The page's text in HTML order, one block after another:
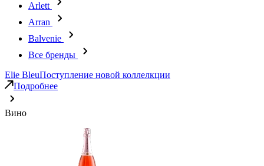
Arlett
Arran
Balvenie
Все бренды
Elie BleuПоступление новой коллелкции
Подробнее
Вино